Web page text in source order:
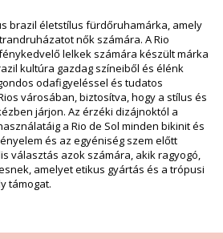
alsók (Egyéb felszereléseket nem
S (7899810304360), M (7899810304377),
és változhat a vágás szerint
ápolási utasítások
de Sol Bottom Oasis Madrid
keresztül szeretné élvezni a
brazil életstílus fürdőruhamárka, amely
nők számára. A Rio
lelkek számára készült márka
kultúra gazdag színeiből és élénk
odafigyeléssel és tudatos
városában, biztosítva, hogy a stílus és
járjon. Az érzéki dizájnoktól a
a Rio de Sol minden bikinit és
és az egyéniség szem előtt
választás azok számára, akik ragyogó,
amelyet etikus gyártás és a trópusi
támogat.